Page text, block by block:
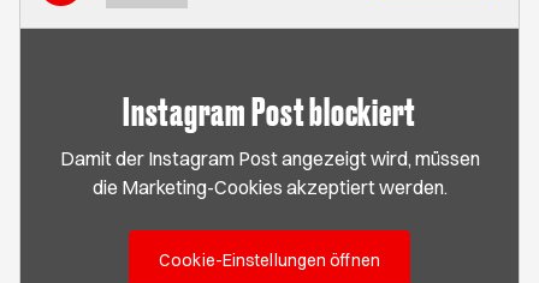
Instagram Post blockiert
Damit der Instagram Post angezeigt wird, müssen
die Marketing-Cookies akzeptiert werden.
Cookie-Einstellungen öffnen